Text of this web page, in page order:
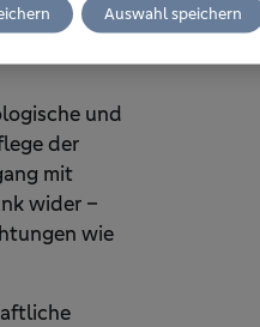
und
der
mit
wider –
wie
Auswahl speichern